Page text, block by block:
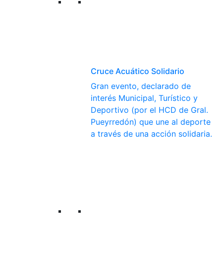
Cruce Acuático Solidario
Gran evento, declarado de
interés Municipal, Turístico y
Deportivo (por el HCD de Gral.
Pueyrredón) que une al deporte
a través de una acción solidaria.